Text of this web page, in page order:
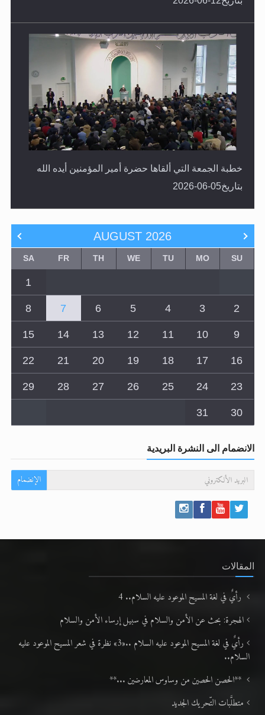
خطبة الجمعة التي ألقاها حضرة أمير المؤمنين أيده الله
AUGUST 2026
TU
WE
TH
1
8
9
10
11
12
13
14
15
16
17
18
19
20
21
22
23
24
25
26
27
28
29
30
31
الانضمام الى النشرة البريدية
المقالات
رأيٌ في لغة المسيح الموعود عليه السلام.. 4
الهجرة: بحث عن الأمن والسلام في سبيل إرساء الأمن والسلام
رأيٌ في لغة المسيح الموعود عليه السلام ..«3» نظرة في شعر المسيح الموعود عليه
السلام..
**الحصن الحصين من وساوس المعارضين ...**
متطلَّبات التّحريك الجديد